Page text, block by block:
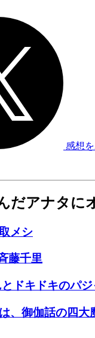
感想
だアナタに
メシ
藤千里
ドキドキのパ
、御伽話の四大